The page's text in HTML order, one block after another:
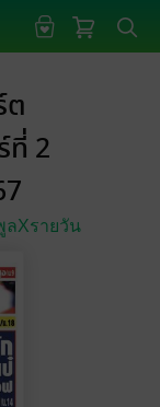
ที่ 2
Xรายวัน